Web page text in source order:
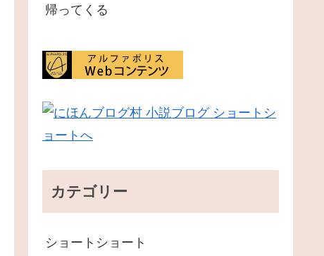
帰ってくる
カテゴリー
ショートショート